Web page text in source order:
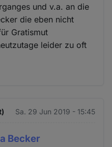
und v.a. an die
die eben nicht
Gratismut
leider zu oft
Sa. 29 Jun 2019 - 15:45
Becker